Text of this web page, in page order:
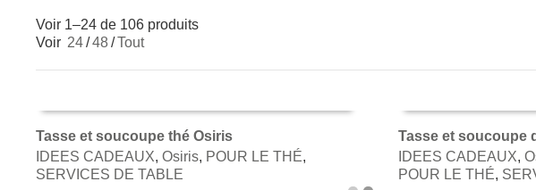
Voir 1–24 de 106 produits
Voir 24/48/Tout
AJOUTER AU PANIER
Tasse et soucoupe thé Osiris
IDEES CADEAUX,Osiris, POUR LE THÉ,
SERVICES DE TABLE
AJOUTER AU PANIER
Tasse et soucoupe
IDEES CADEAUX,
POUR LE THÉ,